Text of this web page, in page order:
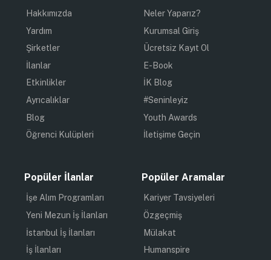
Hakkımızda
Yardım
Şirketler
İlanlar
Etkinlikler
Ayrıcalıklar
Blog
Öğrenci Kulüpleri
Neler Yaparız?
Kurumsal Giriş
Ücretsiz Kayıt Ol
E-Book
İK Blog
#Seninleyiz
Youth Awards
İletişime Geçin
Popüler İlanlar
İşe Alım Programları
Yeni Mezun İş İlanları
İstanbul İş İlanları
İş İlanları
Popüler Aramalar
Kariyer Tavsiyeleri
Özgeçmiş
Mülakat
Humanspire